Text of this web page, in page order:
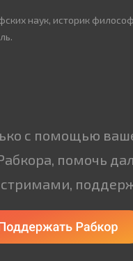
наук, историк
с помощью
помочь